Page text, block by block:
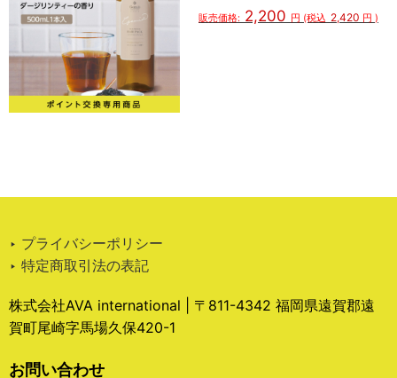
販売価格: 2,200 円 (税込 2,420 円 )
‣ プライバシーポリシー
‣ 特定商取引法の表記
株式会社AVA international | 〒811-4342 福岡県遠賀郡遠
賀町尾崎字馬場久保420-1
お問い合わせ